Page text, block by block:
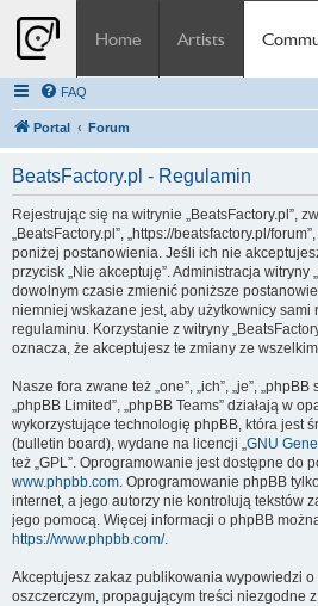
Home Artists
FAQ
Portal Forum
BeatsFactory.pl - Regulamin
Rejestrując się na witrynie „BeatsFactory.pl”,
„BeatsFactory.pl”, „https://beatsfactory.pl/
poniżej postanowienia. Jeśli ich nie
przycisk „Nie akceptuję”. Administracja witryny
dowolnym czasie zmienić poniższe
niemniej wskazane jest, aby użytkownicy
regulaminu. Korzystanie z witryny
oznacza, że akceptujesz te zmiany ze
Nasze fora zwane też „one”, „ich”, „je”,
„phpBB Limited”, „phpBB Teams” działają w
wykorzystujące technologię phpBB, która jest
(bulletin board), wydane na licencji „GNU
też „GPL”. Oprogramowanie jest dostępne do
www.phpbb.com. Oprogramowanie phpBB
internet, a jego autorzy nie kontrolują tekstów
jego pomocą. Więcej informacji o phpBB
https://www.phpbb.com/.
Akceptujesz zakaz publikowania wypowiedzi
oszczerczym, propagującym treści niezgodne